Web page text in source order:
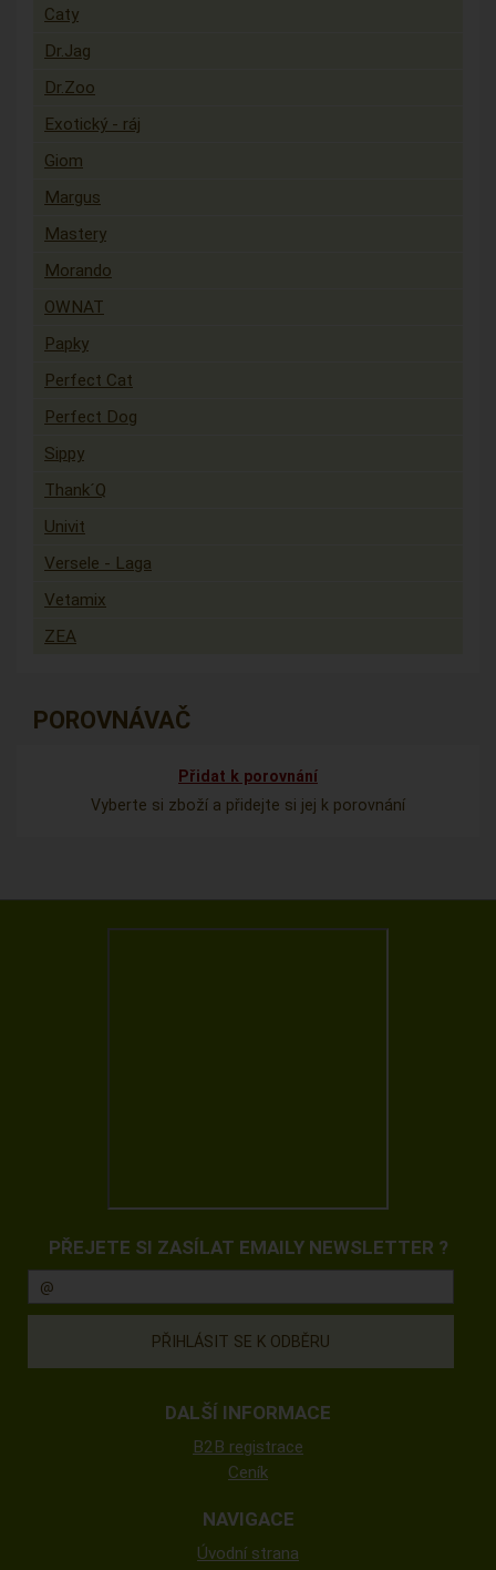
Caty
Dr.Jag
Dr.Zoo
Exotický - ráj
Giom
Margus
Mastery
Morando
OWNAT
Papky
Perfect Cat
Perfect Dog
Sippy
Thank´Q
Univit
Versele - Laga
Vetamix
ZEA
POROVNÁVAČ
Přidat k porovnání
Vyberte si zboží a přidejte si jej k porovnání
PŘEJETE SI ZASÍLAT EMAILY NEWSLETTER ?
DALŠÍ INFORMACE
B2B registrace
Ceník
NAVIGACE
Úvodní strana